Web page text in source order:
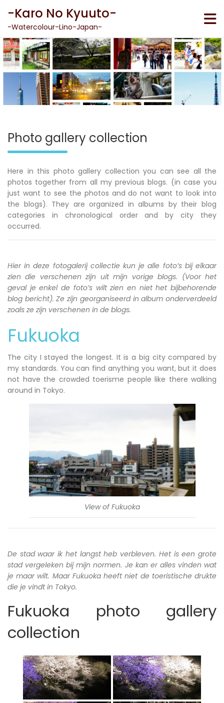
content
-Karo No Kyuuto-
-Watercolour-Lino-Japan-
Photo gallery collection
Here in this photo gallery collection you can see all the
photos together from all my previous blogs. (in case you
just want to see the photos and do not want to look into
the blogs). They are organized in albums by their blog
categories in chronological order and by city they
occurred.
Hier in deze fotogalerij collectie kun je alle foto’s bij elkaar
zien die verschenen zijn uit mijn vorige blogs. (Voor het
geval je enkel de foto’s wilt zien en niet het bijbehorende
blog bericht). Ze zijn georganiseerd in album onderverdeeld
zoals ze zijn verschenen in de blogs.
Fukuoka
The city I stayed the longest. It is a big city compared by
my standards. You can find anything you want, but it does
not have the crowded toerisme people like there walking
around in Tokyo.
View of Fukuoka
De stad waar ik het langst heb verbleven. Het is een grote
stad vergeleken bij mijn normen. Je kan er alles vinden wat
je maar wilt. Maar Fukuoka heeft niet de toeristische drukte
die je vindt in Tokyo.
Fukuoka photo gallery
collection